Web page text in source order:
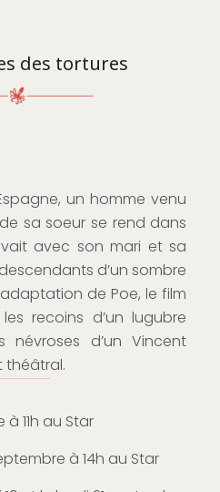
des tortures
un homme venu
sa soeur se rend dans
avec son mari et sa
d’un sombre
de Poe, le film
recoins d’un lugubre
d’un Vincent
théâtral.
11h au Star
à 14h au Star